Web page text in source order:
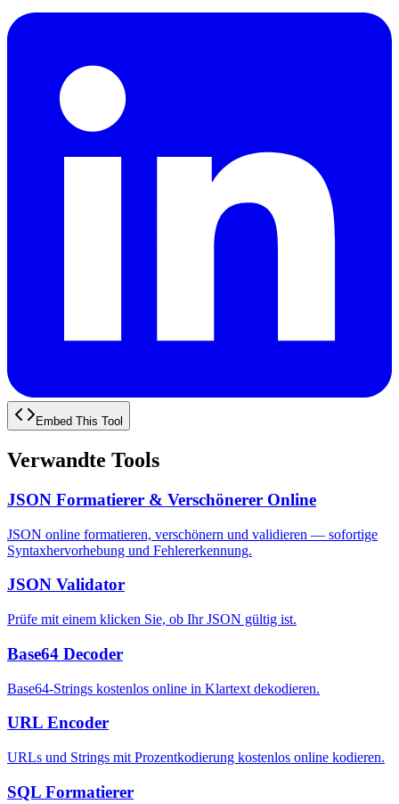
Embed This Tool
Verwandte Tools
JSON Formatierer & Verschönerer Online
JSON online formatieren, verschönern und validieren — sofortige
Syntaxhervorhebung und Fehlererkennung.
JSON Validator
Prüfe mit einem klicken Sie, ob Ihr JSON gültig ist.
Base64 Decoder
Base64-Strings kostenlos online in Klartext dekodieren.
URL Encoder
URLs und Strings mit Prozentkodierung kostenlos online kodieren.
SQL Formatierer